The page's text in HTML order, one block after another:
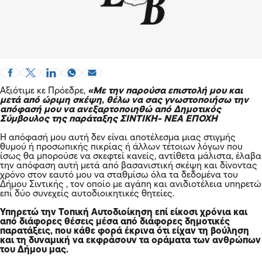
Αξιότιμε κε Πρόεδρε, «Με την παρούσα επιστολή μου και
μετά από ώριμη σκέψη, θέλω να σας γνωστοποιήσω την
απόφασή μου να ανεξαρτοποιηθώ από Δημοτικός
Σύμβουλος της παράταξης ΣΙΝΤΙΚΗ- ΝΕΑ ΕΠΟΧΗ
Η απόφασή μου αυτή δεν είναι αποτέλεσμα μιας στιγμής
θυμού ή προσωπικής πικρίας ή άλλων τέτοιων λόγων που
ίσως θα μπορούσε να σκεφτεί κανείς, αντίθετα μάλιστα, έλαβα
την απόφαση αυτή μετά από βασανιστική σκέψη και δίνοντας
χρόνο στον εαυτό μου να σταθμίσω όλα τα δεδομένα του
Δήμου Σιντικής , τον οποίο με αγάπη και ανιδιοτέλεια υπηρετώ
επί δύο συνεχείς αυτοδιοικητικές θητείες.
Υπηρετώ την Τοπική Αυτοδιοίκηση επί είκοσι χρόνια και
από διάφορες θέσεις μέσα από διάφορες δημοτικές
παρατάξεις, που κάθε φορά έκρινα ότι είχαν τη βούληση
και τη δυναμική να εκφράσουν τα οράματα των ανθρώπων
του Δήμου μας.